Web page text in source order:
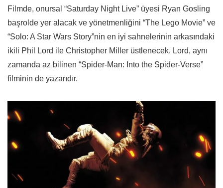
Filmde, onursal “Saturday Night Live” üyesi Ryan Gosling
başrolde yer alacak ve yönetmenliğini “The Lego Movie” ve
“Solo: A Star Wars Story”nin en iyi sahnelerinin arkasındaki
ikili Phil Lord ile Christopher Miller üstlenecek. Lord, aynı
zamanda az bilinen “Spider-Man: Into the Spider-Verse”
filminin de yazarıdır.